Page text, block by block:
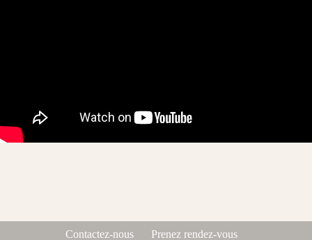
Contactez-nous
Prenez rendez-vous